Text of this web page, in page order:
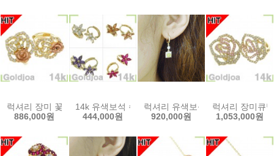
럭셔리 장미 꽃큐빅 원터치 14k이어링 (s-esh0562) 14k귀걸이 골드조
886,000원
14k 유색보석 수선화 원터치 14k귀걸이 (s-es0661)
444,000원
럭셔리 유색보석 원터치 큐빅
920,000원
럭셔리 장미큐
1,053,000원